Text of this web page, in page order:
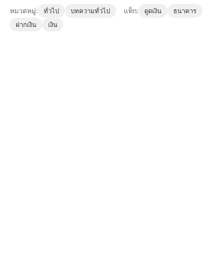
หมวดหมู่: ทั่วไป บทความทั่วไป แท็ก: ดูดเงิน
ธนาคาร
ฝากเงิน
เงิน